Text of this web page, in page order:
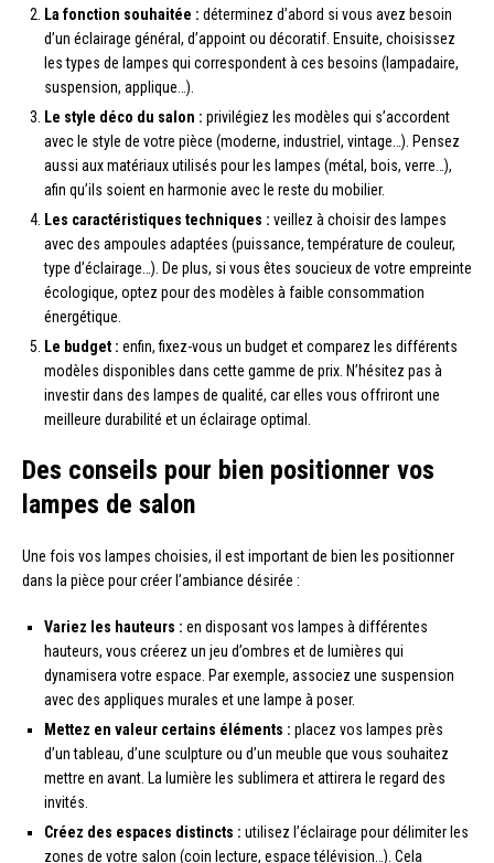
La fonction souhaitée : déterminez d’abord si vous avez besoin
d’un éclairage général, d’appoint ou décoratif. Ensuite, choisissez
les types de lampes qui correspondent à ces besoins (lampadaire,
suspension, applique…).
Le style déco du salon : privilégiez les modèles qui s’accordent
avec le style de votre pièce (moderne, industriel, vintage…). Pensez
aussi aux matériaux utilisés pour les lampes (métal, bois, verre…),
afin qu’ils soient en harmonie avec le reste du mobilier.
Les caractéristiques techniques : veillez à choisir des lampes
avec des ampoules adaptées (puissance, température de couleur,
type d’éclairage…). De plus, si vous êtes soucieux de votre empreinte
écologique, optez pour des modèles à faible consommation
énergétique.
Le budget : enfin, fixez-vous un budget et comparez les différents
modèles disponibles dans cette gamme de prix. N’hésitez pas à
investir dans des lampes de qualité, car elles vous offriront une
meilleure durabilité et un éclairage optimal.
Des conseils pour bien positionner vos
lampes de salon
Une fois vos lampes choisies, il est important de bien les positionner
dans la pièce pour créer l’ambiance désirée :
Variez les hauteurs : en disposant vos lampes à différentes
hauteurs, vous créerez un jeu d’ombres et de lumières qui
dynamisera votre espace. Par exemple, associez une suspension
avec des appliques murales et une lampe à poser.
Mettez en valeur certains éléments : placez vos lampes près
d’un tableau, d’une sculpture ou d’un meuble que vous souhaitez
mettre en avant. La lumière les sublimera et attirera le regard des
invités.
Créez des espaces distincts : utilisez l’éclairage pour délimiter les
zones de votre salon (coin lecture, espace télévision…). Cela